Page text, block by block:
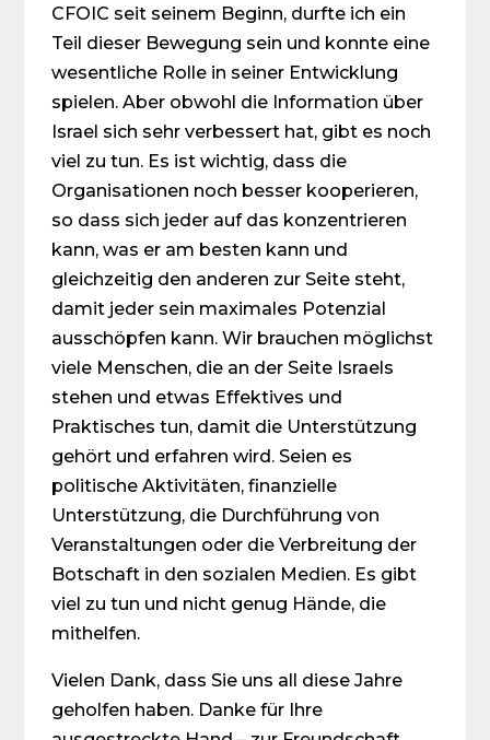
CFOIC seit seinem Beginn, durfte ich ein
Teil dieser Bewegung sein und konnte eine
wesentliche Rolle in seiner Entwicklung
spielen. Aber obwohl die Information über
Israel sich sehr verbessert hat, gibt es noch
viel zu tun. Es ist wichtig, dass die
Organisationen noch besser kooperieren,
so dass sich jeder auf das konzentrieren
kann, was er am besten kann und
gleichzeitig den anderen zur Seite steht,
damit jeder sein maximales Potenzial
ausschöpfen kann. Wir brauchen möglichst
viele Menschen, die an der Seite Israels
stehen und etwas Effektives und
Praktisches tun, damit die Unterstützung
gehört und erfahren wird. Seien es
politische Aktivitäten, finanzielle
Unterstützung, die Durchführung von
Veranstaltungen oder die Verbreitung der
Botschaft in den sozialen Medien. Es gibt
viel zu tun und nicht genug Hände, die
mithelfen.
Vielen Dank, dass Sie uns all diese Jahre
geholfen haben. Danke für Ihre